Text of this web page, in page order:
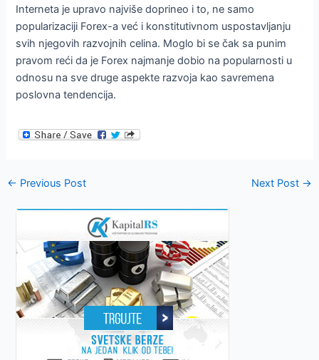
Interneta je upravo najviše doprineo i to, ne samo
popularizaciji Forex-a već i konstitutivnom uspostavljanju
svih njegovih razvojnih celina. Moglo bi se čak sa punim
pravom reći da je Forex najmanje dobio na popularnosti u
odnosu na sve druge aspekte razvoja kao savremena
poslovna tendencija.
Post
← Previous Post Next Post →